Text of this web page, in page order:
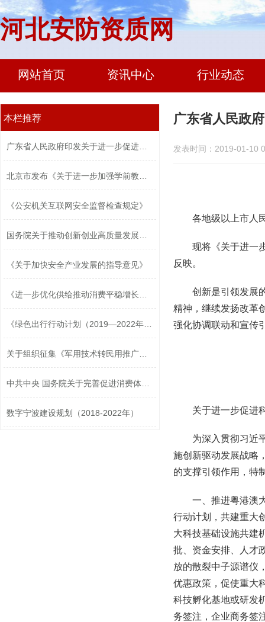
河北安防资质网
网站首页 资讯中心 行业动态
本栏推荐
《公安机关互联网安全监督检查规定》
《关于加快安全产业发展的指导意见》
数字宁波建设规划（2018-2022年）
广东省人民政
发表时间：2019-01-10
各地级以上市人
现将《关于进一
反映。
创新是引领发展
精神，继续发扬改革
强化协调联动和宣传
关于进一步促进
为深入贯彻习近
施创新驱动发展战略
的支撑引领作用，特
一、推进粤港澳
行动计划，共建重大
大科技基础设施共建
批、资金安排、人才
放的散裂中子源谱仪
优惠政策，促使重大
科技孵化基地或研发
务签注，企业商务签